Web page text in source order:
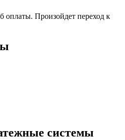
Произойдет переход к
системы